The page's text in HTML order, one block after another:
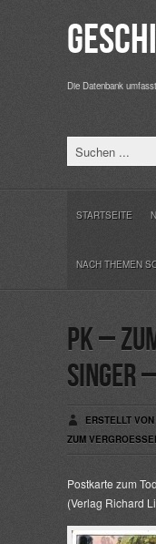
Die Datenbank
STARTSEITE
NACH THEMEN
PK –
Singer
ERSTELLT
ZUM
Postkarte zum
(Verlag Richard